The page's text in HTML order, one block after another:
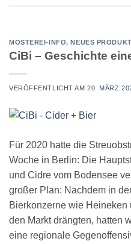
MOSTEREI-INFO,NEUES PRODUKT
CiBi – Geschichte
VERÖFFENTLICHT AM20. MÄRZ
Für 2020 hatte die
Woche in Berlin: Die
und Cidre vom Bodensee
großer Plan: Nachdem in
Bierkonzerne wie
den Markt drängten, hatten
eine regionale